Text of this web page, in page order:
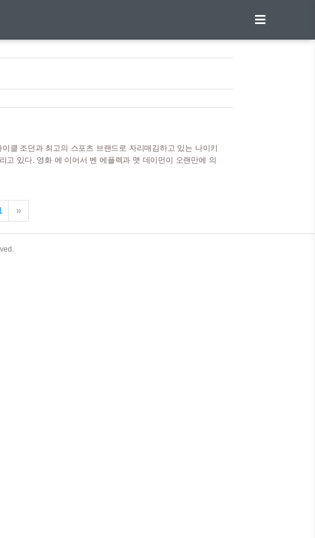
클 조던과 최고의 스포츠 브랜드로 자리매김하고 있는 나이키
고 있다. 영화 에 이어서 벤 에플렉과 맷 데이먼이 오랜만에 의
개 영화 의 예고편이 공개되었다. 1984년을 배경으로 업계 꼴찌
년 4월 5일 개봉 (북미기준) 드라마 감독 : 벤 에플렉 출연 : 맷
이언스, 크리스 메시나, 크리..
»